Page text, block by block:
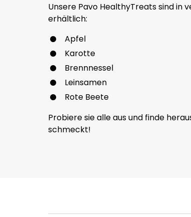
Unsere Pavo HealthyTreats sind in
erhältlich:
Apfel
Karotte
Brennnessel
Leinsamen
Rote Beete
Probiere sie alle aus und finde
schmeckt!